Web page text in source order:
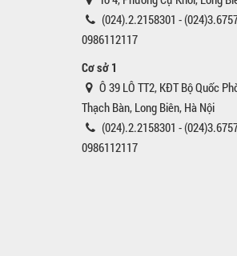
(024).2.2158301 -
0986112117
Cơ sở 1
Ô 39 LÔ TT2, KĐT Bộ Quốc
Thạch Bàn, Long Biên, Hà Nội
(024).2.2158301 -
0986112117